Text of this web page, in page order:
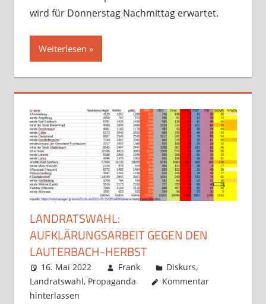
wird für Donnerstag Nachmittag erwartet.
Weiterlesen
LANDRATSWAHL:
AUFKLÄRUNGSARBEIT GEGEN DEN
LAUTERBACH-HERBST
16. Mai 2022 Frank Diskurs,
Landratswahl, Propaganda
Kommentar
hinterlassen